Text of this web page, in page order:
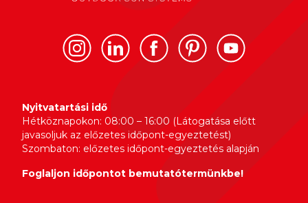
Nyitvatartási idő
Hétköznapokon: 08:00 – 16:00 (Látogatása előtt
javasoljuk az előzetes időpont-egyeztetést)
Szombaton: előzetes időpont-egyeztetés alapján
Foglaljon időpontot bemutatótermünkbe!